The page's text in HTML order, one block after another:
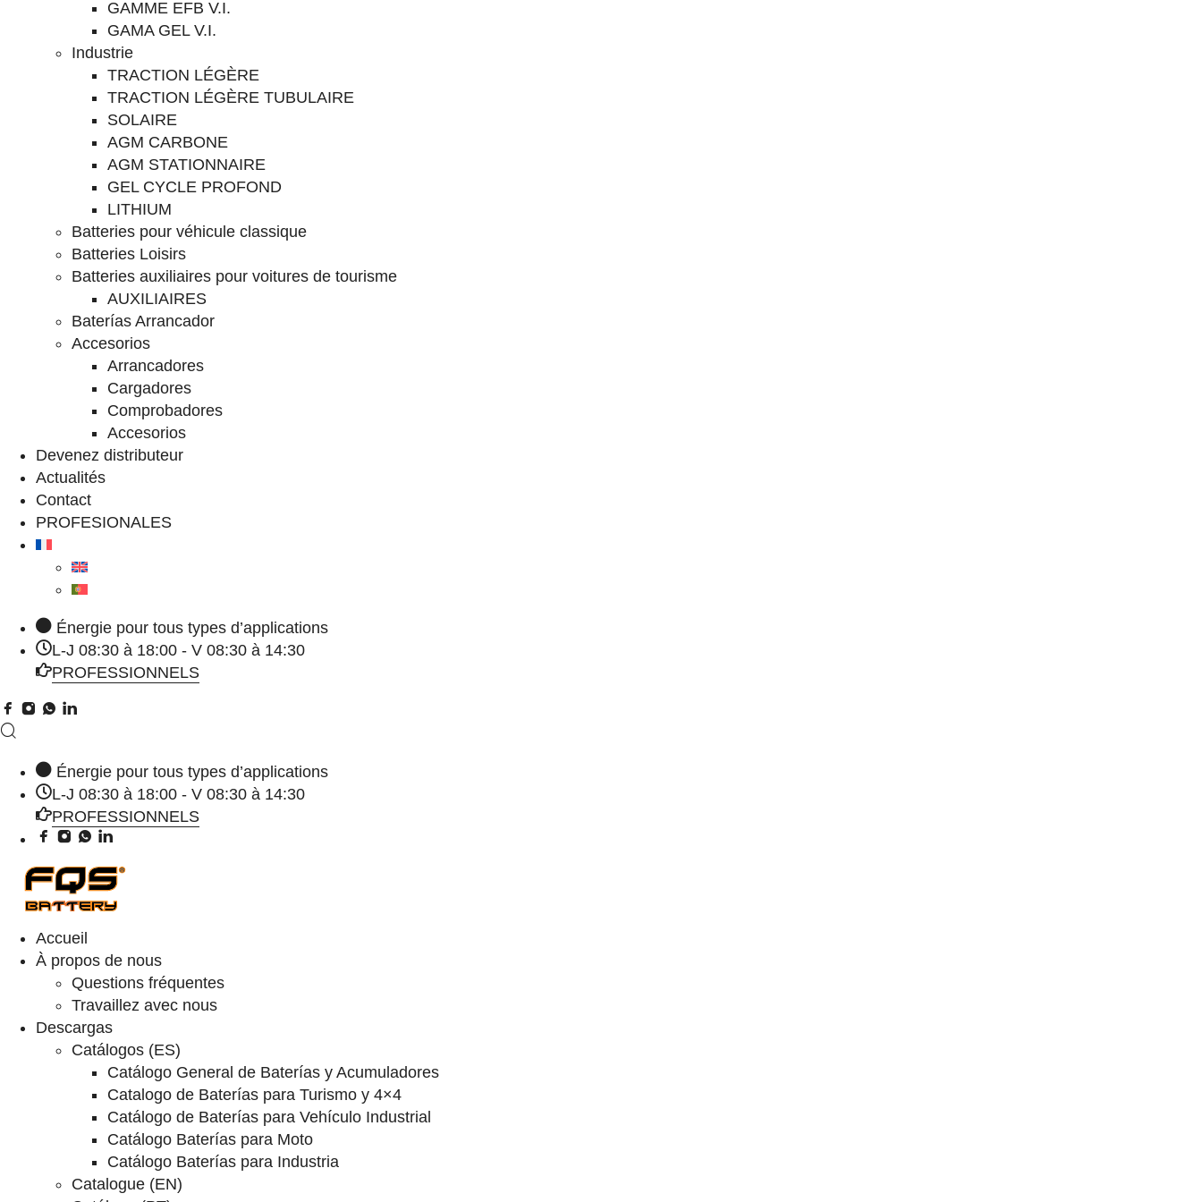
GAMME EFB V.I.
GAMA GEL V.I.
Industrie
TRACTION LÉGÈRE
TRACTION LÉGÈRE TUBULAIRE
SOLAIRE
AGM CARBONE
AGM STATIONNAIRE
GEL CYCLE PROFOND
LITHIUM
Batteries pour véhicule classique
Batteries Loisirs
Batteries auxiliaires pour voitures de tourisme
AUXILIAIRES
Baterías Arrancador
Accesorios
Arrancadores
Cargadores
Comprobadores
Accesorios
Devenez distributeur
Actualités
Contact
PROFESIONALES
Énergie pour tous types d’applications
L-J 08:30 à 18:00 - V 08:30 à 14:30
PROFESSIONNELS
Énergie pour tous types d’applications
L-J 08:30 à 18:00 - V 08:30 à 14:30
PROFESSIONNELS
Accueil
À propos de nous
Questions fréquentes
Travaillez avec nous
Descargas
Catálogos (ES)
Catálogo General de Baterías y Acumuladores
Catalogo de Baterías para Turismo y 4×4
Catálogo de Baterías para Vehículo Industrial
Catálogo Baterías para Moto
Catálogo Baterías para Industria
Catalogue (EN)